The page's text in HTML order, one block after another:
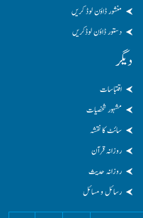
منشور ڈاؤن لوڈ کریں
دستور ڈاؤن لوڈکریں
دیگر
اقتباسات
مشہور شخصیات
سائٹ کا نقشہ
روزانہ قرآن
روزانہ حدیث
رسائل و مسائل